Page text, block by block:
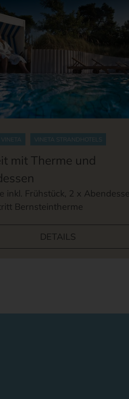
VINETA STRANDHOTELS
mit Therme und
inkl. Frühstück, 2 x
Bernsteintherme
DETAILS